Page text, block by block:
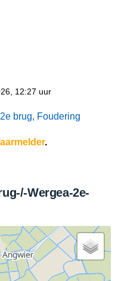
12:27 uur
.
Wergea-2e-